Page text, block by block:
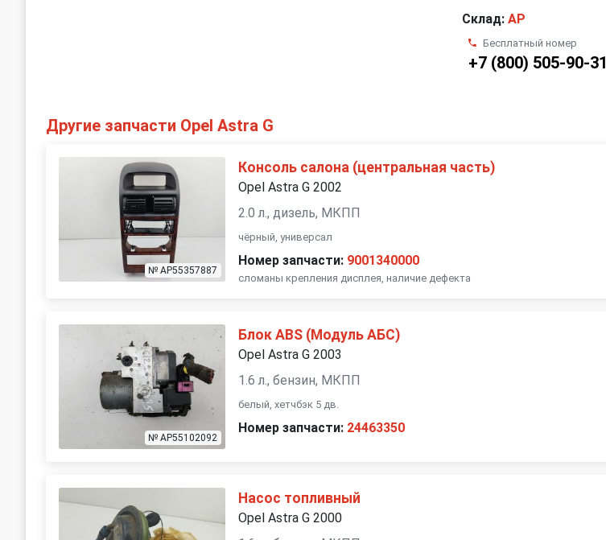
Склад: AP
Бесплатный номер
+7 (800) 505-90-31
Другие запчасти Opel Astra G
№ AP55357887
Консоль салона (центральная часть)
Opel Astra G 2002
2.0 л., дизель, МКПП
чёрный, универсал
Номер запчасти: 9001340000
сломаны крепления дисплея, наличие дефекта
№ AP55102092
Блок ABS (Модуль АБС)
Opel Astra G 2003
1.6 л., бензин, МКПП
белый, хетчбэк 5 дв.
Номер запчасти: 24463350
Насос топливный
Opel Astra G 2000